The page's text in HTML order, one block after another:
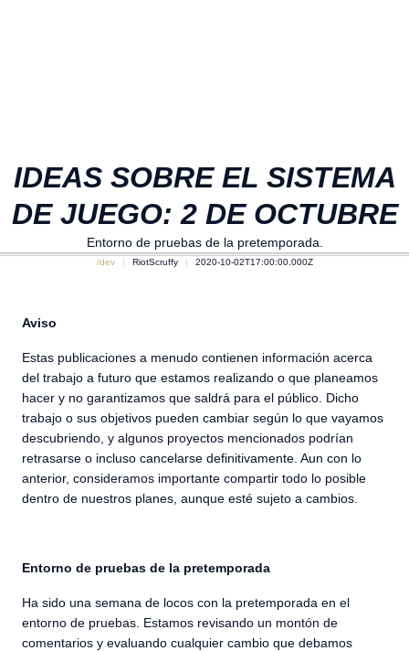
IDEAS SOBRE EL SISTEMA
DE JUEGO: 2 DE OCTUBRE
Entorno de pruebas de la pretemporada.
/dev RiotScruffy 2020-10-02T17:00:00.000Z
Aviso
Estas publicaciones a menudo contienen información acerca
del trabajo a futuro que estamos realizando o que planeamos
hacer y no garantizamos que saldrá para el público. Dicho
trabajo o sus objetivos pueden cambiar según lo que vayamos
descubriendo, y algunos proyectos mencionados podrían
retrasarse o incluso cancelarse definitivamente. Aun con lo
anterior, consideramos importante compartir todo lo posible
dentro de nuestros planes, aunque esté sujeto a cambios.
Entorno de pruebas de la pretemporada
Ha sido una semana de locos con la pretemporada en el
entorno de pruebas. Estamos revisando un montón de
comentarios y evaluando cualquier cambio que debamos